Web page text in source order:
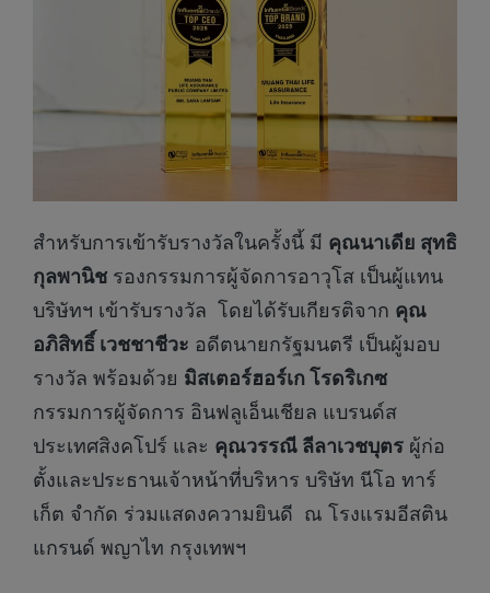
สำหรับการเข้ารับรางวัลในครั้งนี้ มี คุณนาเดีย สุทธิ
กุลพานิช รองกรรมการผู้จัดการอาวุโส เป็นผู้แทน
บริษัทฯ เข้ารับรางวัล โดยได้รับเกียรติจาก คุณ
อภิสิทธิ์ เวชชาชีวะ อดีตนายกรัฐมนตรี เป็นผู้มอบ
รางวัล พร้อมด้วย มิสเตอร์ฮอร์เก โรดริเกซ
กรรมการผู้จัดการ อินฟลูเอ็นเชียล แบรนด์ส
ประเทศสิงคโปร์ และ คุณวรรณี ลีลาเวชบุตร ผู้ก่อ
ตั้งและประธานเจ้าหน้าที่บริหาร บริษัท นีโอ ทาร์
เก็ต จำกัด ร่วมแสดงความยินดี ณ โรงแรมอีสติน
แกรนด์ พญาไท กรุงเทพฯ